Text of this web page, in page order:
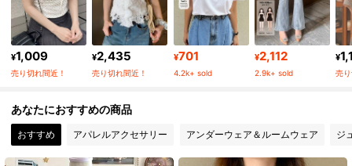
4.91 6.6M フォロワー
4.91 6.6M フォロワー
4.91 6.6M フォロワー
¥1,009
売り切れ間近！
¥2,435
売り切れ間近！
¥701
4.2k+ sold
¥2,112
2.9k+ sold
¥
売
あなたにおすすめの商品
おすすめ アパレルアクセサリー アンダーウェア＆ルームウェア ジ